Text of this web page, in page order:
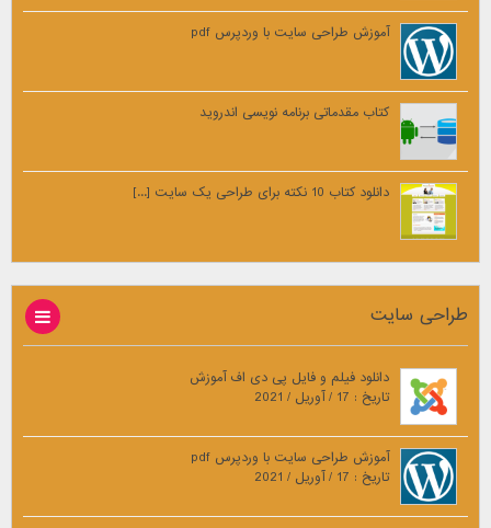
آموزش طراحی سایت با وردپرس pdf
کتاب مقدماتی برنامه نویسی اندروید
دانلود کتاب 10 نکته برای طراحی یک سایت [...]
طراحی سایت
دانلود فیلم و فایل پی دی اف آموزش
تاریخ : 17 / آوریل / 2021
آموزش طراحی سایت با وردپرس pdf
تاریخ : 17 / آوریل / 2021